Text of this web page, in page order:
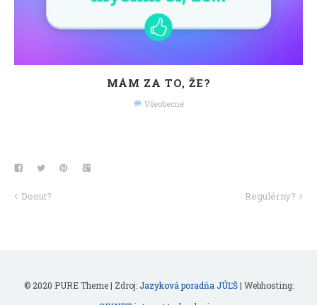
MÁM ZA TO, ŽE?
Všeobecné
Donut? Regulérny?
© 2020 PURE Theme | Zdroj: Jazyková poradňa JÚĽŠ| Webhosting: